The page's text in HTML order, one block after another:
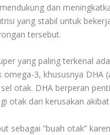
dan
yang stabil untuk
tersebut.
yang paling terkenal
omega-3, khususnya
otak. DHA berperan
otak dari kerusakan
sebagai “buah otak”